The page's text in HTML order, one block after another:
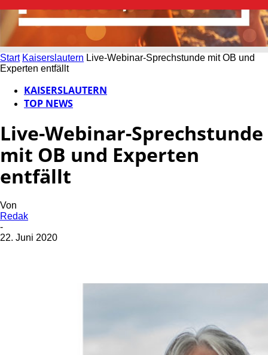
Start Kaiserslautern Live-Webinar-Sprechstunde mit OB und
Experten entfällt
KAISERSLAUTERN
TOP NEWS
Live-Webinar-Sprechstunde
mit OB und Experten
entfällt
Von
Redak
-
22. Juni 2020